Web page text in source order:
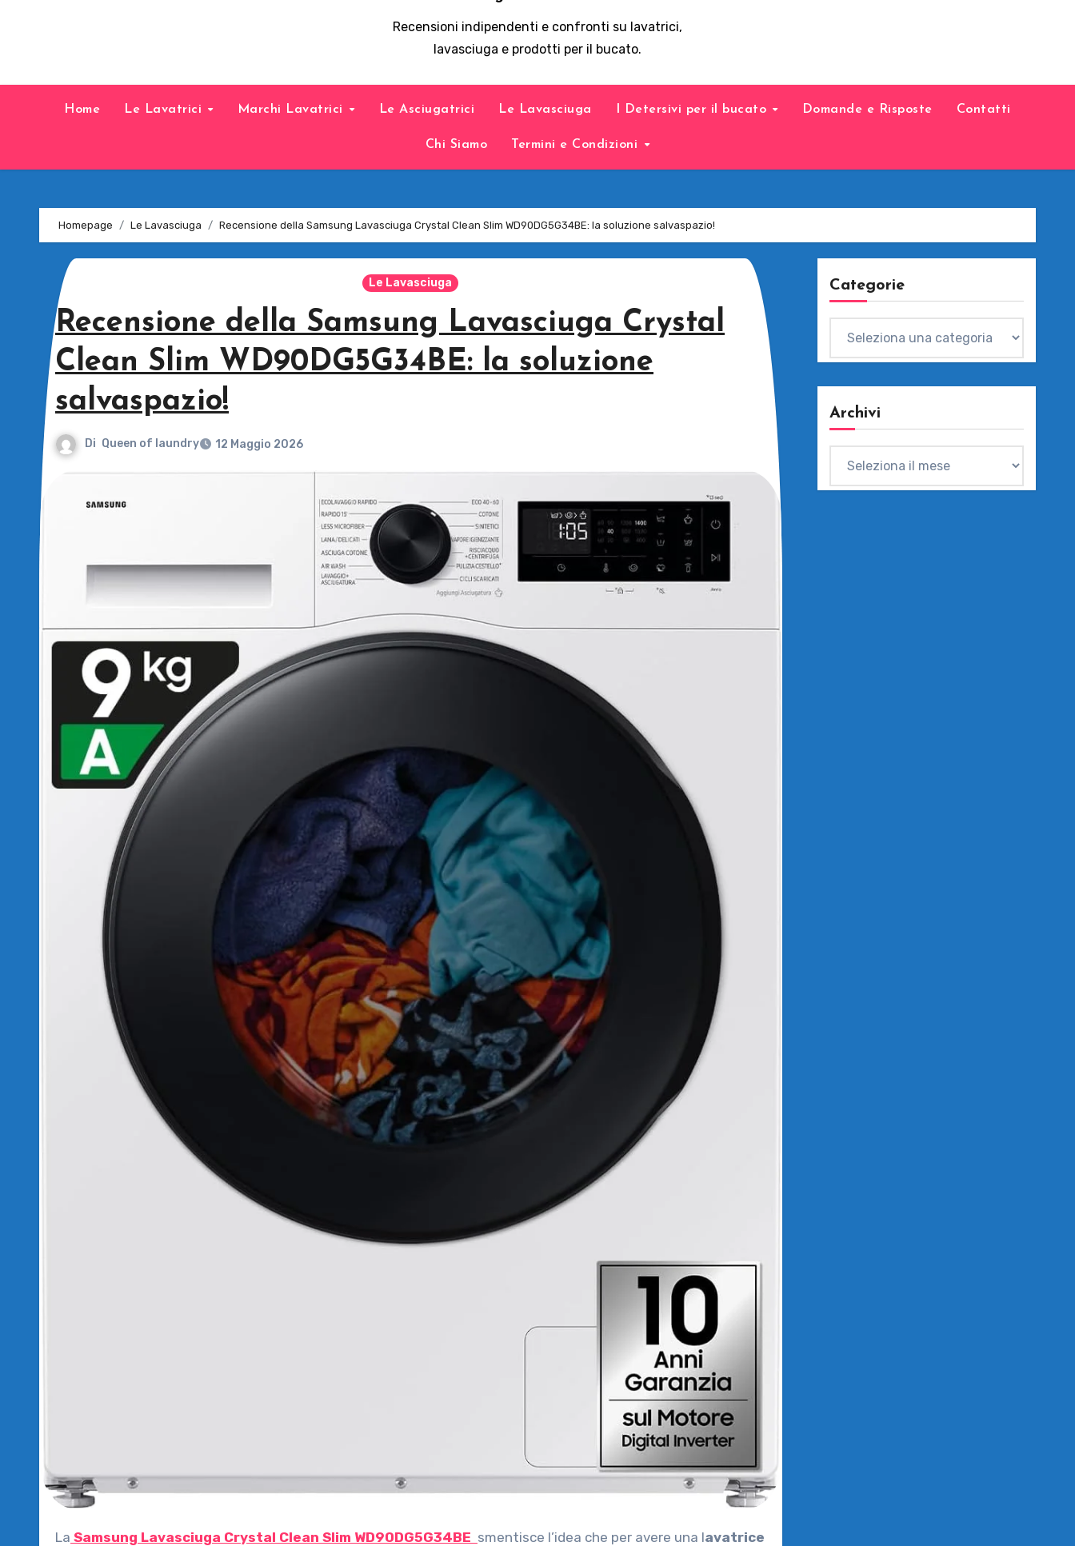
Recensioni indipendenti e confronti su lavatrici,
lavasciuga e prodotti per il bucato.
Home Le Lavatrici Marchi Lavatrici Le Asciugatrici Le Lavasciuga I Detersivi per il bucato Domande e Risposte Contatti
Chi Siamo Termini e Condizioni
Homepage Le Lavasciuga Recensione della Samsung Lavasciuga Crystal Clean Slim WD90DG5G34BE: la soluzione salvaspazio!
Le Lavasciuga
Recensione della Samsung Lavasciuga Crystal
Clean Slim WD90DG5G34BE: la soluzione
salvaspazio!
Di Queen of laundry 12 Maggio 2026
La Samsung Lavasciuga Crystal Clean Slim WD90DG5G34BE smentisce l’idea che per avere una lavatrice
Categorie
Archivi